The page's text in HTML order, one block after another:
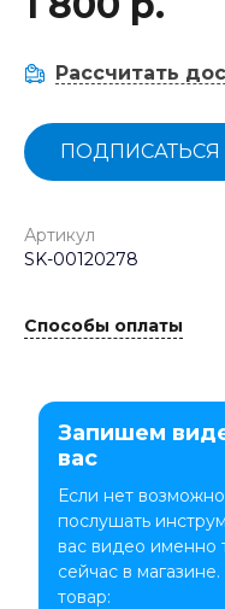
Рассчитать
ПОДПИСАТЬСЯ
Артикул
SK-00120278
Способы оплаты
Запишем
вас
Если нет
послушать
вас видео именно
сейчас в
товар: